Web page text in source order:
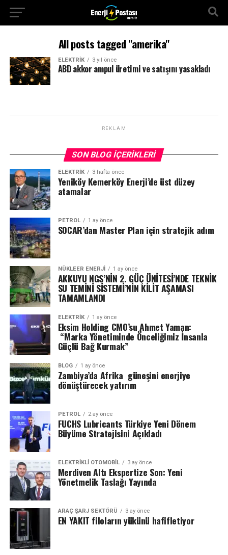
All posts tagged "amerika"
ELEKTRİK 3 yıl önce
ABD akkor ampul üretimi ve satışını yasakladı
REKLAM
SON BLOG İÇERIKLERI
ELEKTRİK 3 hafta önce
Yeniköy Kemerköy Enerji’de üst düzey
atamalar
PETROL 1 ay önce
SOCAR’dan Master Plan için stratejik adım
NÜKLEER ENERJI 1 ay önce
AKKUYU NGS’NİN 2. GÜÇ ÜNİTESİ’NDE TEKNİK
SU TEMİNİ SİSTEMİ’NİN KİLİT AŞAMASI
TAMAMLANDI
ELEKTRİK 1 ay önce
Eksim Holding CMO’su Ahmet Yaman:
“Marka Yönetiminde Önceliğimiz İnsanla
Güçlü Bağ Kurmak”
BLOG 1 ay önce
Zambiya’da Afrika güneşini enerjiye
dönüştürecek yatırım
PETROL 2 ay önce
FUCHS Lubricants Türkiye Yeni Dönem
Büyüme Stratejisini Açıkladı
ELEKTRIKLI OTOMOBIL 3 ay önce
Merdiven Altı Ekspertize Son: Yeni
Yönetmelik Taslağı Yayında
ARAÇ ŞARJ SEKTÖRÜ 3 ay önce
EN YAKIT filoların yükünü hafifletiyor